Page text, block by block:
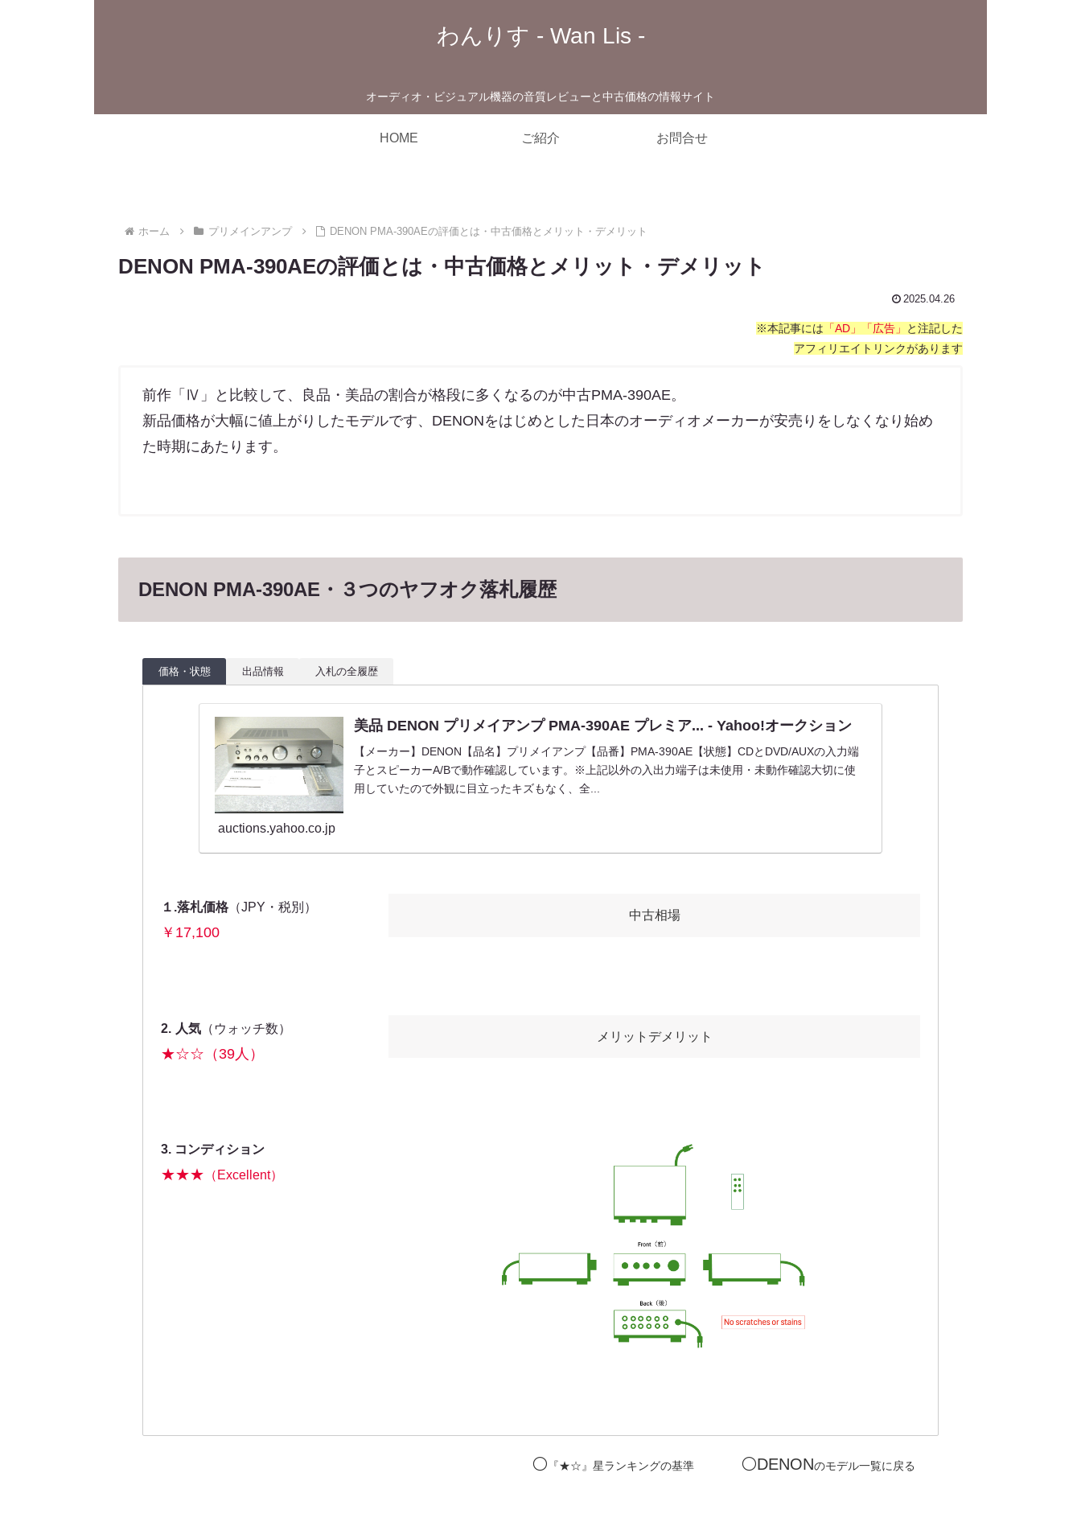
わんりす - Wan Lis -
オーディオ・ビジュアル機器の音質レビューと中古価格の情報サイト
HOME ご紹介 お問合せ
ホーム プリメインアンプ DENON PMA-390AEの評価とは・中古価格とメリット・デメリット
DENON PMA-390AEの評価とは・中古価格とメリット・デメリット
2025.04.26
※本記事には 「AD」「広告」
と注記した
アフィリエイトリンクがあります
前作「Ⅳ」と比較して、良品・美品の割合が格段に多くなるのが中古PMA-390AE。
新品価格が大幅に値上がりしたモデルです、DENONをはじめとした日本のオーディオメーカーが安売りをしなくなり始め
た時期にあたります。
DENON PMA-390AE・３つのヤフオク落札履歴
価格・状態 出品情報 入札の全履歴
美品 DENON プリメイアンプ PMA-390AE プレミア... - Yahoo!オークション
【メーカー】DENON【品名】プリメイアンプ【品番】PMA-390AE【状態】CDとDVD/AUXの入力端
子とスピーカーA/Bで動作確認しています。※上記以外の入出力端子は未使用・未動作確認大切に使
用していたので外観に目立ったキズもなく、全...
auctions.yahoo.co.jp
１.落札価格（JPY・税別）
￥17,100
中古相場
2. 人気（ウォッチ数）
★☆☆（39人）
メリットデメリット
3. コンディション
★★★ （Excellent）
⚪️ 『★☆』星ランキングの基準 ⚪️DENONのモデル一覧に戻る